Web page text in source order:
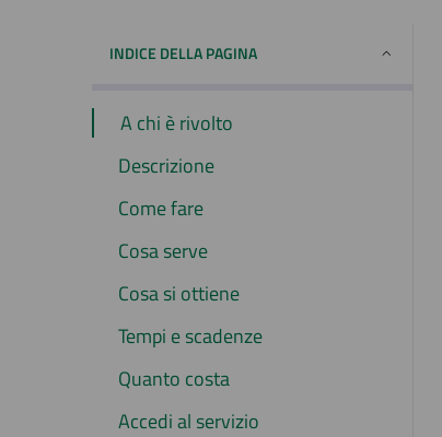
INDICE DELLA PAGINA
A chi è rivolto
Descrizione
Come fare
Cosa serve
Cosa si ottiene
Tempi e scadenze
Quanto costa
Accedi al servizio